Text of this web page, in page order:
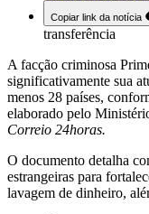
Copiar link da notícia
transferência
A facção criminosa
significativamente sua
menos 28 países,
elaborado pelo
Correio 24horas.
O documento detalha
estrangeiras para
lavagem de dinheiro,